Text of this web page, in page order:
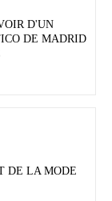
D'UN
DE MADRID
DE LA MODE